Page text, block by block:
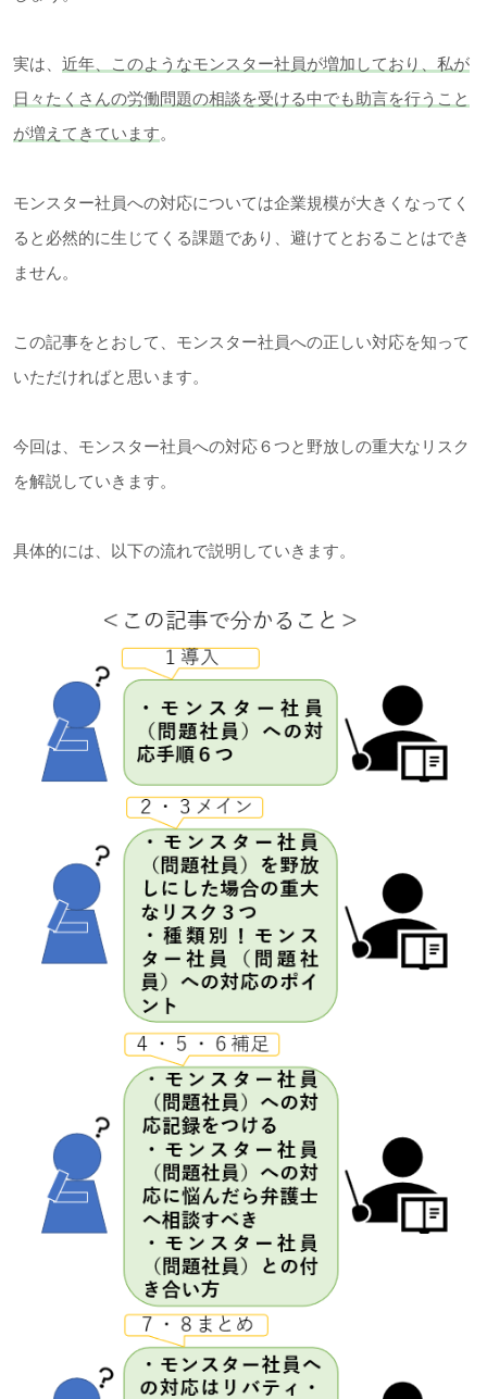
実は、 近年、このようなモンスター社員が増加しており、私が
日々たくさんの労働問題の相談を受ける中でも助言を行うこと
が増えてきています。
モンスター社員への対応については企業規模が大きくなってく
ると必然的に生じてくる課題であり、避けてとおることはでき
ません。
この記事をとおして、モンスター社員への正しい対応を知って
いただければと思います。
今回は、モンスター社員への対応６つと野放しの重大なリスク
を解説していきます。
具体的には、以下の流れで説明していきます。